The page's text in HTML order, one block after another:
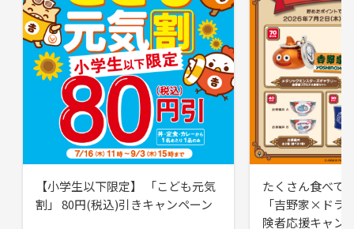
【小学生以下限定】 「こども元気
割」 80円(税込)引きキャンペーン
たくさん食べて
「吉野家×ドラ
険者応援キャン